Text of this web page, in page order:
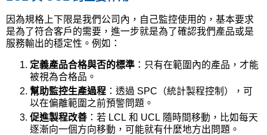
因為規格上下限是我們公司內，自己監控使用的，基本要求
是為了符合客戶的需要，進一步就是為了確認我們產品或是
服務輸出的穩定性。例如：
定義產品合格與否的標準 ：只有在範圍內的產品，才能
被視為合格品。
幫助監控生產過程 ：透過 SPC （統計製程控制），可
以在偏離範圍之前預警問題。
促進製程改善 ：若 LCL 和 UCL 隨時間移動，比如每天
逐漸向一個方向移動，可能就有什麼地方出問題。